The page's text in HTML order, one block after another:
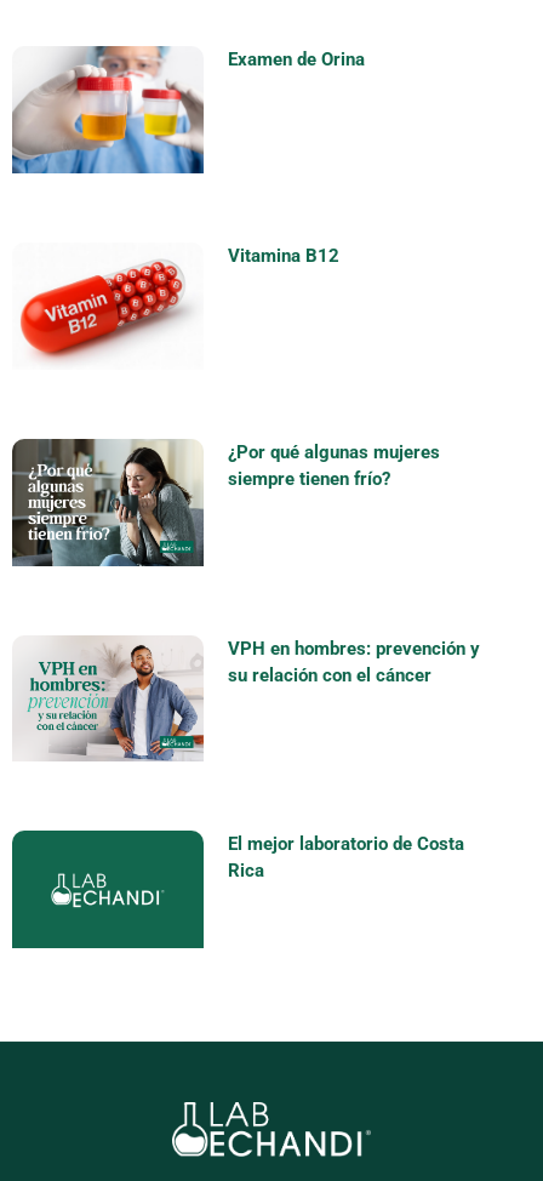
Examen de Orina
Vitamina B12
¿Por qué algunas mujeres
siempre tienen frío?
VPH en hombres: prevención y
su relación con el cáncer
El mejor laboratorio de Costa
Rica